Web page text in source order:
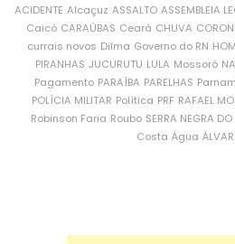
ACIDENTE Alcaçuz ASSALTO ASSEMBLEIA
Caicó CARAÚBAS Ceará CHUVA
currais novos Dilma Governo do RN
PIRANHAS JUCURUTU LULA Mossoró
Pagamento PARAÍBA PARELHAS
POLÍCIA MILITAR Política PRF RAFAEL
Robinson Faria Roubo SERRA NEGRA DO
Costa Água